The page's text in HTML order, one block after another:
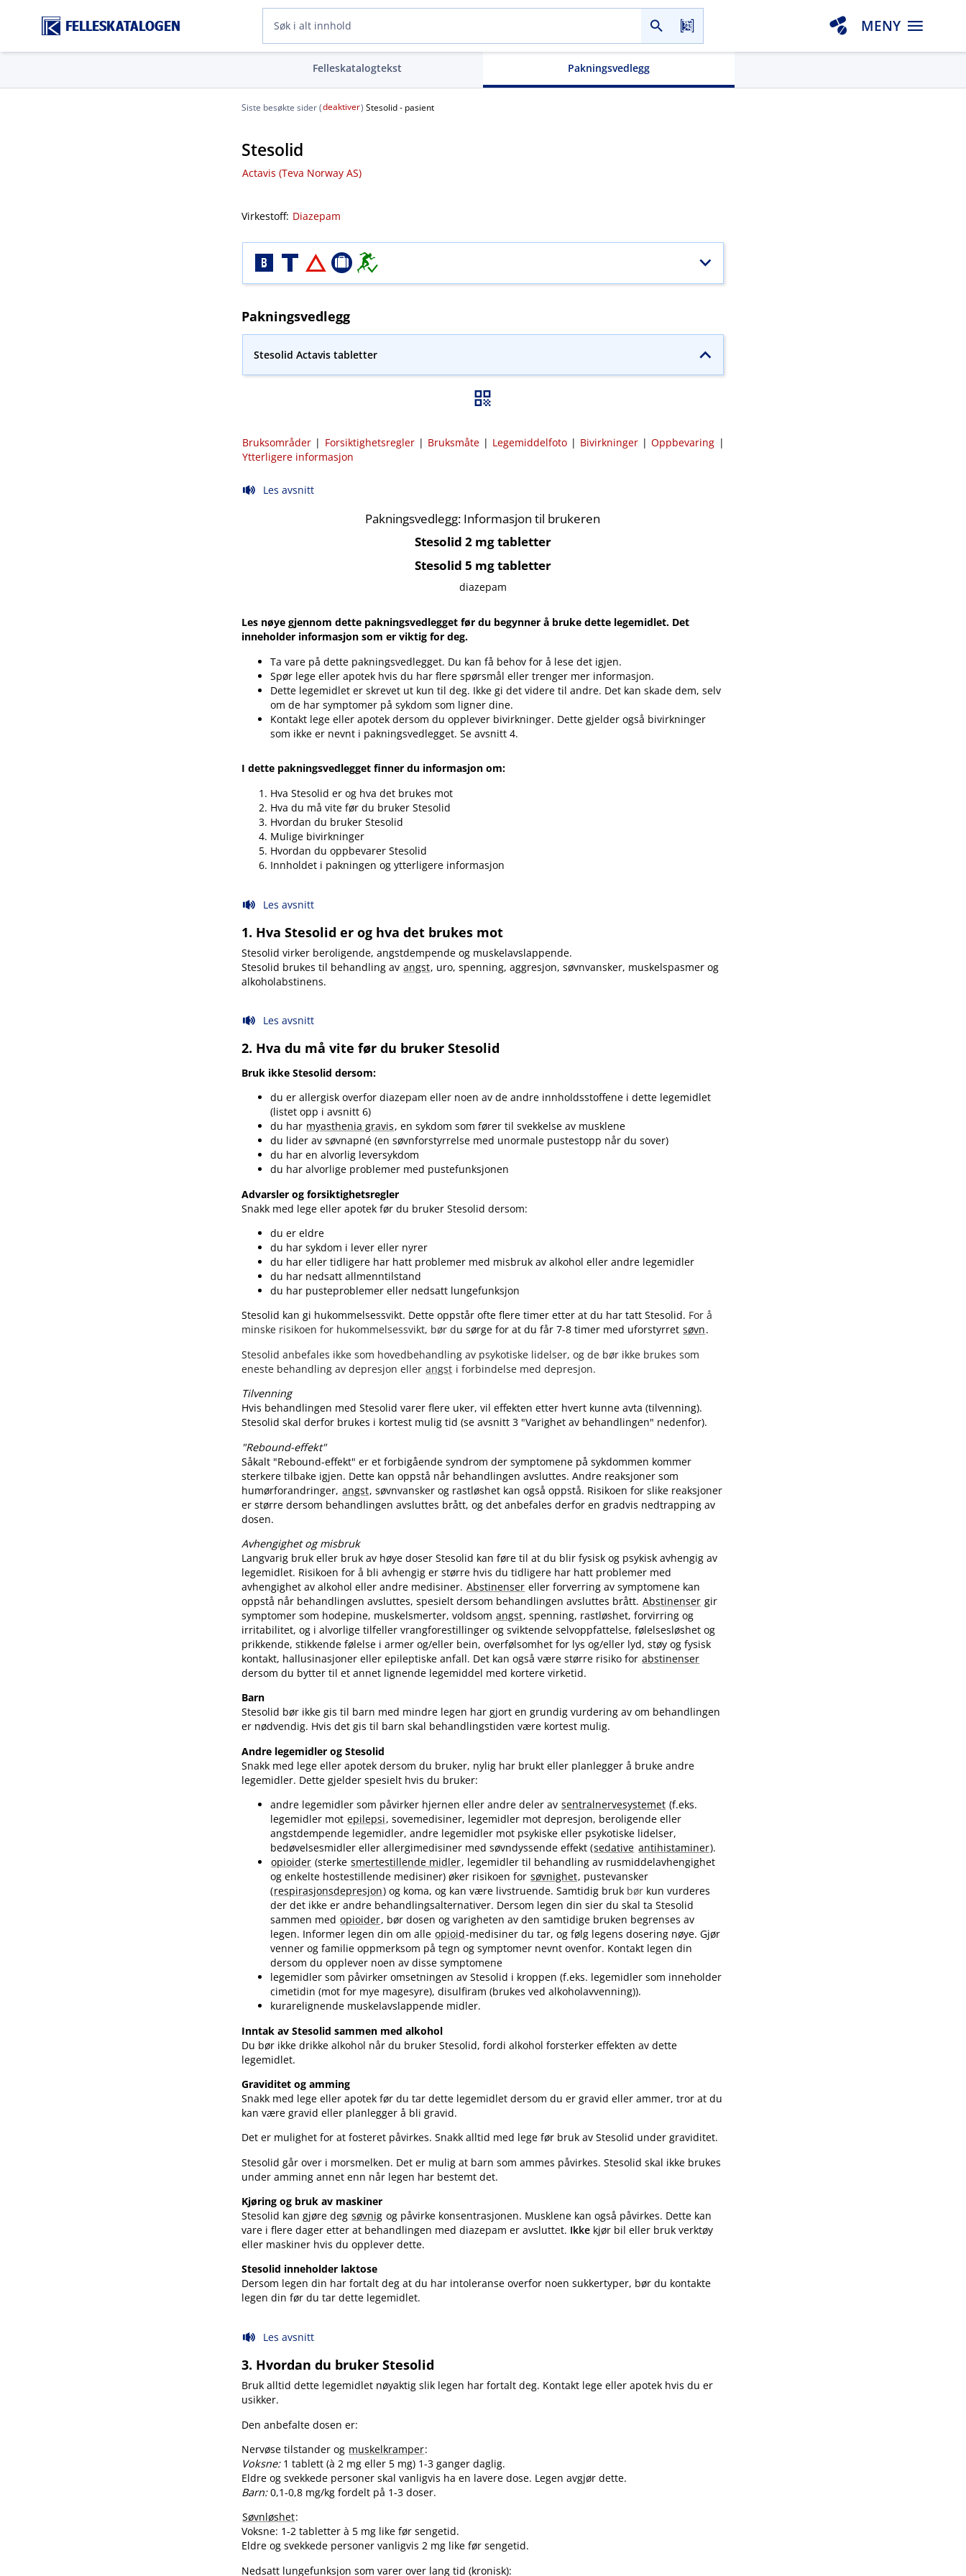
FELLESKATALOGEN MENY
Felleskatalogtekst Pakningsvedlegg
Siste besøkte sider (deaktiver) Stesolid - pasient
Stesolid
Actavis (Teva Norway AS)
Virkestoff: Diazepam
Pakningsvedlegg
Stesolid Actavis tabletter
Bruksområder | Forsiktighetsregler | Bruksmåte | Legemiddelfoto | Bivirkninger | Oppbevaring |
Ytterligere informasjon
Les avsnitt
Pakningsvedlegg: Informasjon til brukeren
Stesolid 2 mg tabletter
Stesolid 5 mg tabletter
diazepam
Les nøye gjennom dette pakningsvedlegget før du begynner å bruke dette legemidlet. Det
inneholder informasjon som er viktig for deg.
Ta vare på dette pakningsvedlegget. Du kan få behov for å lese det igjen.
Spør lege eller apotek hvis du har flere spørsmål eller trenger mer informasjon.
Dette legemidlet er skrevet ut kun til deg. Ikke gi det videre til andre. Det kan skade dem, selv
om de har symptomer på sykdom som ligner dine.
Kontakt lege eller apotek dersom du opplever bivirkninger. Dette gjelder også bivirkninger
som ikke er nevnt i pakningsvedlegget. Se avsnitt 4.
I dette pakningsvedlegget finner du informasjon om:
Hva Stesolid er og hva det brukes mot
Hva du må vite før du bruker Stesolid
Hvordan du bruker Stesolid
Mulige bivirkninger
Hvordan du oppbevarer Stesolid
Innholdet i pakningen og ytterligere informasjon
Les avsnitt
1. Hva Stesolid er og hva det brukes mot
Stesolid virker beroligende, angstdempende og muskelavslappende.
Stesolid brukes til behandling av angst, uro, spenning, aggresjon, søvnvansker, muskelspasmer og
alkoholabstinens.
Les avsnitt
2. Hva du må vite før du bruker Stesolid
Bruk ikke Stesolid dersom:
du er allergisk overfor diazepam eller noen av de andre innholdsstoffene i dette legemidlet
(listet opp i avsnitt 6)
du har myasthenia gravis, en sykdom som fører til svekkelse av musklene
du lider av søvnapné (en søvnforstyrrelse med unormale pustestopp når du sover)
du har en alvorlig leversykdom
du har alvorlige problemer med pustefunksjonen
Advarsler og forsiktighetsregler
Snakk med lege eller apotek før du bruker Stesolid dersom:
du er eldre
du har sykdom i lever eller nyrer
du har eller tidligere har hatt problemer med misbruk av alkohol eller andre legemidler
du har nedsatt allmenntilstand
du har pusteproblemer eller nedsatt lungefunksjon
Stesolid kan gi hukommelsessvikt. Dette oppstår ofte flere timer etter at du har tatt Stesolid. For å
minske risikoen for hukommelsessvikt, bør du sørge for at du får 7-8 timer med uforstyrret søvn.
Stesolid anbefales ikke som hovedbehandling av psykotiske lidelser, og de bør ikke brukes som
eneste behandling av depresjon eller angst i forbindelse med depresjon.
Tilvenning
Hvis behandlingen med Stesolid varer flere uker, vil effekten etter hvert kunne avta (tilvenning).
Stesolid skal derfor brukes i kortest mulig tid (se avsnitt 3 "Varighet av behandlingen" nedenfor).
"Rebound-effekt"
Såkalt "Rebound-effekt" er et forbigående syndrom der symptomene på sykdommen kommer
sterkere tilbake igjen. Dette kan oppstå når behandlingen avsluttes. Andre reaksjoner som
humørforandringer, angst, søvnvansker og rastløshet kan også oppstå. Risikoen for slike reaksjoner
er større dersom behandlingen avsluttes brått, og det anbefales derfor en gradvis nedtrapping av
dosen.
Avhengighet og misbruk
Langvarig bruk eller bruk av høye doser Stesolid kan føre til at du blir fysisk og psykisk avhengig av
legemidlet. Risikoen for å bli avhengig er større hvis du tidligere har hatt problemer med
avhengighet av alkohol eller andre medisiner. Abstinenser eller forverring av symptomene kan
oppstå når behandlingen avsluttes, spesielt dersom behandlingen avsluttes brått. Abstinenser gir
symptomer som hodepine, muskelsmerter, voldsom angst, spenning, rastløshet, forvirring og
irritabilitet, og i alvorlige tilfeller vrangforestillinger og sviktende selvoppfattelse, følelsesløshet og
prikkende, stikkende følelse i armer og​/​eller bein, overfølsomhet for lys og​/​eller lyd, støy og fysisk
kontakt, hallusinasjoner eller epileptiske anfall. Det kan også være større risiko for abstinenser
dersom du bytter til et annet lignende legemiddel med kortere virketid.
Barn
Stesolid bør ikke gis til barn med mindre legen har gjort en grundig vurdering av om behandlingen
er nødvendig. Hvis det gis til barn skal behandlingstiden være kortest mulig.
Andre legemidler og Stesolid
Snakk med lege eller apotek dersom du bruker, nylig har brukt eller planlegger å bruke andre
legemidler. Dette gjelder spesielt hvis du bruker:
andre legemidler som påvirker hjernen eller andre deler av sentralnervesystemet (f.eks.
legemidler mot epilepsi, sovemedisiner, legemidler mot depresjon, beroligende eller
angstdempende legemidler, andre legemidler mot psykiske eller psykotiske lidelser,
bedøvelsesmidler eller allergimedisiner med søvndyssende effekt (sedative antihistaminer).
opioider (sterke smertestillende midler, legemidler til behandling av rusmiddelavhengighet
og enkelte hostestillende medisiner) øker risikoen for søvnighet, pustevansker
(respirasjonsdepresjon) og koma, og kan være livstruende. Samtidig bruk bør kun vurderes
der det ikke er andre behandlingsalternativer. Dersom legen din sier du skal ta Stesolid
sammen med opioider, bør dosen og varigheten av den samtidige bruken begrenses av
legen. Informer legen din om alle opioid-medisiner du tar, og følg legens dosering nøye. Gjør
venner og familie oppmerksom på tegn og symptomer nevnt ovenfor. Kontakt legen din
dersom du opplever noen av disse symptomene
legemidler som påvirker omsetningen av Stesolid i kroppen (f.eks. legemidler som inneholder
cimetidin (mot for mye magesyre), disulfiram (brukes ved alkoholavvenning)).
kurarelignende muskelavslappende midler.
Inntak av Stesolid sammen med alkohol
Du bør ikke drikke alkohol når du bruker Stesolid, fordi alkohol forsterker effekten av dette
legemidlet.
Graviditet og amming
Snakk med lege eller apotek før du tar dette legemidlet dersom du er gravid eller ammer, tror at du
kan være gravid eller planlegger å bli gravid.
Det er mulighet for at fosteret påvirkes. Snakk alltid med lege før bruk av Stesolid under graviditet.
Stesolid går over i morsmelken. Det er mulig at barn som ammes påvirkes. Stesolid skal ikke brukes
under amming annet enn når legen har bestemt det.
Kjøring og bruk av maskiner
Stesolid kan gjøre deg søvnig og påvirke konsentrasjonen. Musklene kan også påvirkes. Dette kan
vare i flere dager etter at behandlingen med diazepam er avsluttet. Ikke kjør bil eller bruk verktøy
eller maskiner hvis du opplever dette.
Stesolid inneholder laktose
Dersom legen din har fortalt deg at du har intoleranse overfor noen sukkertyper, bør du kontakte
legen din før du tar dette legemidlet.
Les avsnitt
3. Hvordan du bruker Stesolid
Bruk alltid dette legemidlet nøyaktig slik legen har fortalt deg. Kontakt lege eller apotek hvis du er
usikker.
Den anbefalte dosen er:
Nervøse tilstander og muskelkramper:
Voksne: 1 tablett (à 2 mg eller 5 mg) 1-3 ganger daglig.
Eldre og svekkede personer skal vanligvis ha en lavere dose. Legen avgjør dette.
Barn:0,1-0,8 mg/kg fordelt på 1-3 doser.
Søvnløshet:
Voksne: 1-2 tabletter à 5 mg like før sengetid.
Eldre og svekkede personer vanligvis 2 mg like før sengetid.
Nedsatt lungefunksjon som varer over lang tid (kronisk):